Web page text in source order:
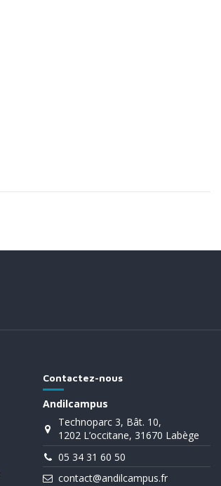
Contactez-nous
Andilcampus
Technoparc 3, Bât. 10,
1202 L’occitane, 31670 Labège
05 34 31 60 50
contact@andilcampus.fr